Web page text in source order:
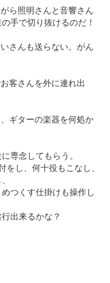
ら照明さんと音響さん
手で切り抜けるのだ！
さんも送らない。がん
客さんを外に連れ出
ギターの楽器を何処か
専念してもらう。
をし、何十役もこなし、
つくす仕掛けも操作し
出来るかな？